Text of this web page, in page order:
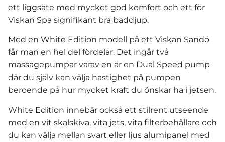
ett liggsäte med mycket god komfort och ett för
Viskan Spa signifikant bra baddjup.
Med en White Edition modell på ett Viskan Sandö
får man en hel del fördelar. Det ingår två
massagepumpar varav en är en Dual Speed pump
där du själv kan välja hastighet på pumpen
beroende på hur mycket kraft du önskar ha i jetsen.
White Edition innebär också ett stilrent utseende
med en vit skalskiva, vita jets, vita filterbehållare och
du kan välja mellan svart eller ljus alumipanel med